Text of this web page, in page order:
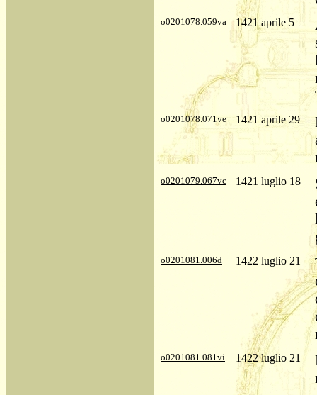
o0201078.059va 1421 aprile 5
o0201078.071ve 1421 aprile 29
o0201079.067vc 1421 luglio 18
o0201081.006d 1422 luglio 21
o0201081.081vi 1422 luglio 21